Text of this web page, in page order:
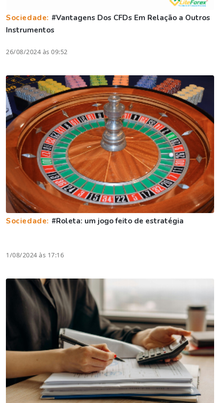
Sociedade: #Vantagens Dos CFDs Em Relação a Outros
Instrumentos
26/08/2024 às 09:52
Sociedade: #Roleta: um jogo feito de estratégia
1/08/2024 às 17:16